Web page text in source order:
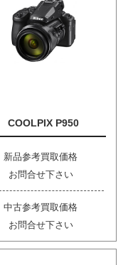
COOLPIX P950
新品参考買取価格
お問合せ下さい
中古参考買取価格
お問合せ下さい